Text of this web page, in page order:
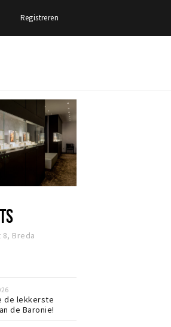
Registreren
8, Breda
de lekkerste
de Baronie!